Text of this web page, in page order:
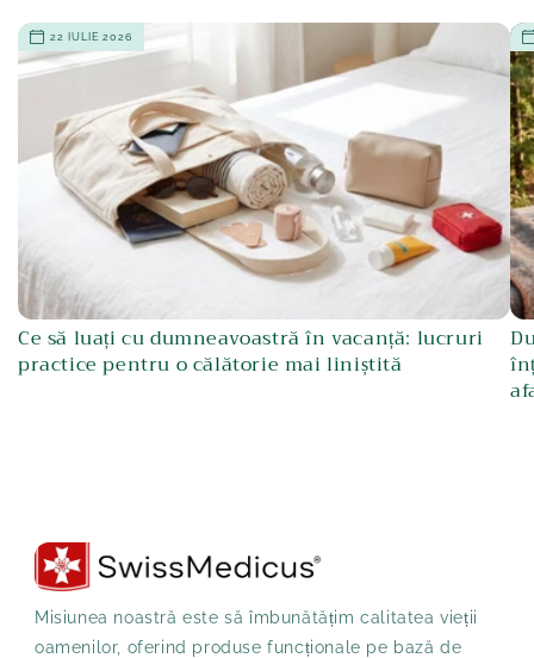
22 IULIE 2026
Ce să luați cu dumneavoastră în vacanță: lucruri
practice pentru o călătorie mai liniștită
Misiunea noastră este să îmbunătățim calitatea vieții
oamenilor, oferind produse funcționale pe bază de